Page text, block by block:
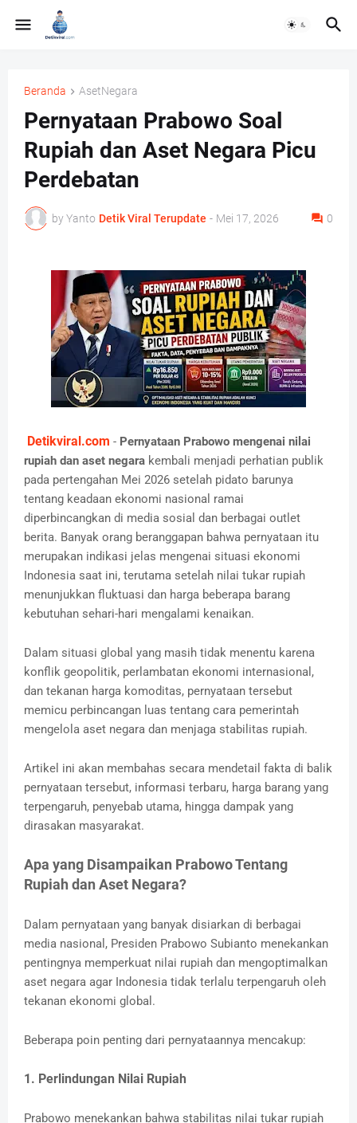
Beranda AsetNegara
Pernyataan Prabowo Soal
Rupiah dan Aset Negara Picu
Perdebatan
by Yanto Detik Viral Terupdate - Mei 17, 2026 0
Detikviral.com - Pernyataan Prabowo mengenai nilai
rupiah dan aset negara kembali menjadi perhatian publik
pada pertengahan Mei 2026 setelah pidato barunya
tentang keadaan ekonomi nasional ramai
diperbincangkan di media sosial dan berbagai outlet
berita. Banyak orang beranggapan bahwa pernyataan itu
merupakan indikasi jelas mengenai situasi ekonomi
Indonesia saat ini, terutama setelah nilai tukar rupiah
menunjukkan fluktuasi dan harga beberapa barang
kebutuhan sehari-hari mengalami kenaikan.
Dalam situasi global yang masih tidak menentu karena
konflik geopolitik, perlambatan ekonomi internasional,
dan tekanan harga komoditas, pernyataan tersebut
memicu perbincangan luas tentang cara pemerintah
mengelola aset negara dan menjaga stabilitas rupiah.
Artikel ini akan membahas secara mendetail fakta di balik
pernyataan tersebut, informasi terbaru, harga barang yang
terpengaruh, penyebab utama, hingga dampak yang
dirasakan masyarakat.
Apa yang Disampaikan Prabowo Tentang
Rupiah dan Aset Negara?
Dalam pernyataan yang banyak disiarkan di berbagai
media nasional, Presiden Prabowo Subianto menekankan
pentingnya memperkuat nilai rupiah dan mengoptimalkan
aset negara agar Indonesia tidak terlalu terpengaruh oleh
tekanan ekonomi global.
Beberapa poin penting dari pernyataannya mencakup:
1. Perlindungan Nilai Rupiah
Prabowo menekankan bahwa stabilitas nilai tukar rupiah